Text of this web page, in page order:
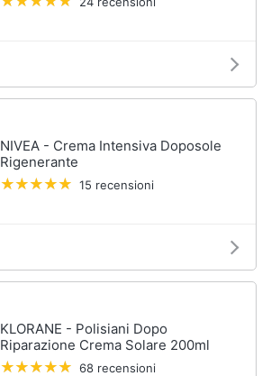
NIVEA - Crema Intensiva Doposole
Rigenerante
15 recensioni
KLORANE - Polisiani Dopo
Riparazione Crema Solare 200ml
68 recensioni